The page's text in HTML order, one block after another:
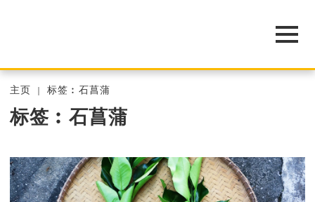
主页 标签︰石菖蒲
标签︰石菖蒲